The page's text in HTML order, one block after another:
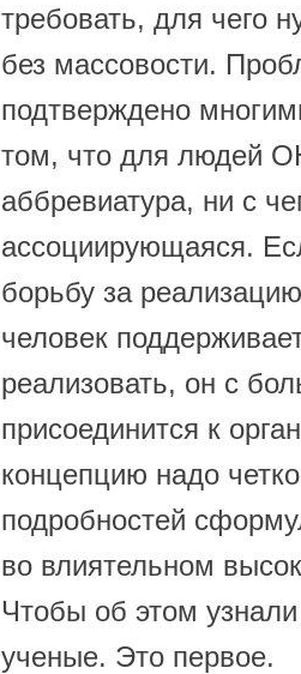
требовать, для чего
без массовости.
подтверждено
том, что для людей
аббревиатура, ни с
ассоциирующаяся.
борьбу за
человек
реализовать, он с
присоединится к
концепцию надо
подробностей
во влиятельном
Чтобы об этом
ученые. Это первое.